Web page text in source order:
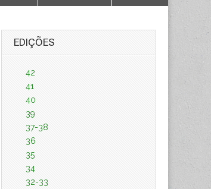
EDIÇÕES
42
41
40
39
37-38
36
35
34
32-33